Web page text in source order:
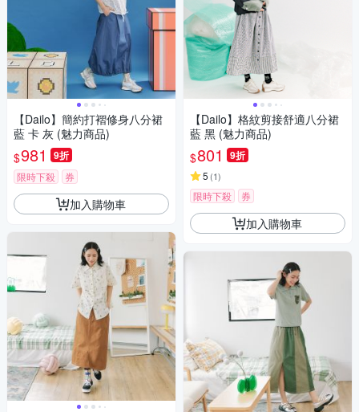
【Dailo】簡約打褶修身八分裙
藍 卡 灰 (魅力商品)
$981 9折
限時下殺 券
加入購物車
【Dailo】格紋剪接舒適八分裙
藍 黑 (魅力商品)
$801 9折
5 (1)
限時下殺 券
加入購物車